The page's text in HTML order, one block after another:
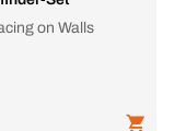
on Walls